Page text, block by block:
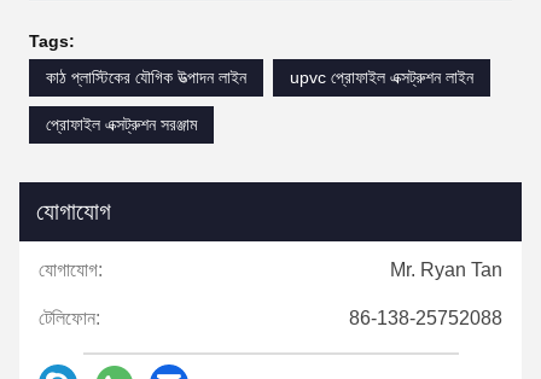
Tags:
কাঠ প্লাস্টিকের যৌগিক উত্পাদন লাইন
upvc প্রোফাইল এক্সট্রুশন লাইন
প্রোফাইল এক্সট্রুশন সরঞ্জাম
যোগাযোগ
যোগাযোগ: Mr. Ryan Tan
টেলিফোন: 86-138-25752088